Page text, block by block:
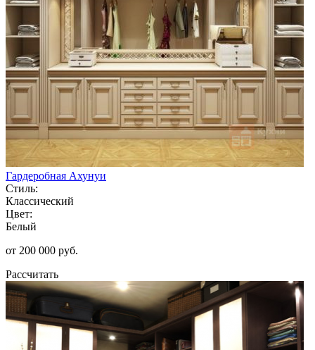
Гардеробная Ахунуи
Стиль:
Классический
Цвет:
Белый
от 200 000 руб.
Рассчитать